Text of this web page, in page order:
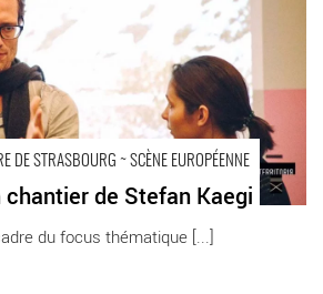
DE STRASBOURG ~ SCÈNE EUROPÉENNE
de Stefan Kaegi
du focus thématique [...]